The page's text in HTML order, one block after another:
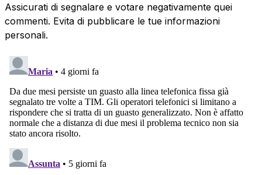
Assicurati di segnalare e votare negativamente quei
commenti. Evita di pubblicare le tue informazioni
personali.